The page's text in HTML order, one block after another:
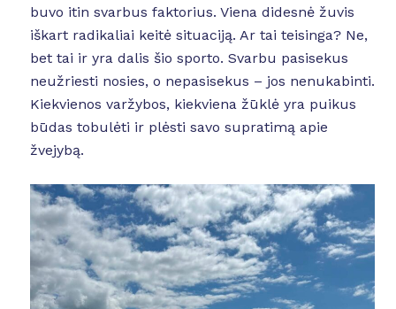
buvo itin svarbus faktorius. Viena didesnė žuvis
iškart radikaliai keitė situaciją. Ar tai teisinga? Ne,
bet tai ir yra dalis šio sporto. Svarbu pasisekus
neužriesti nosies, o nepasisekus – jos nenukabinti.
Kiekvienos varžybos, kiekviena žūklė yra puikus
būdas tobulėti ir plėsti savo supratimą apie
žvejybą.